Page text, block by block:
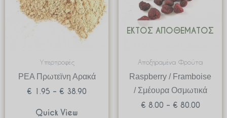
Υπερτροφές
PEA Πρωτεϊνη Αρακά
€ 1.95 – € 38.90
Quick View
ΕΚΤΌΣ ΑΠΟΘΈΜΑΤΟΣ
Αποξηραμένα Φρούτα
Raspberry / Framboise
/ Σμέουρα Οσμωτικά
€ 8.00 – € 80.00